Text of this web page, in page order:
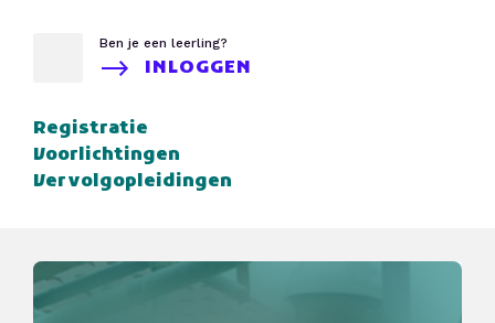
Ben je een leerling?
INLOGGEN
Registratie
Voorlichtingen
Vervolgopleidingen